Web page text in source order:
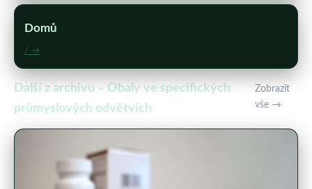
Domů
/ →
Další z archivu – Obaly ve specifických
průmyslových odvětvích
Zobrazit
vše →